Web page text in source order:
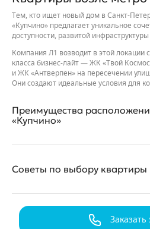
Тем, кто ищет новый дом в Санкт-
«Купчино» предлагает уникальное
доступности, развитой
Компания Л1 возводит в этой локации
класса бизнес-лайт — ЖК «Твой
и ЖК «Антверпен» на пересечении
Они создают идеальные условия для
Преимущества
«Купчино»
точки Санкт-Петербурга окажутся
Всего в 10 минутах пешком
минут. Для автомобилистов выезд
города и в сторону аэропорта
Советы по выбору квартиры
Квартира — это место, где будут
вашей жизни. Компания Л1Заказать